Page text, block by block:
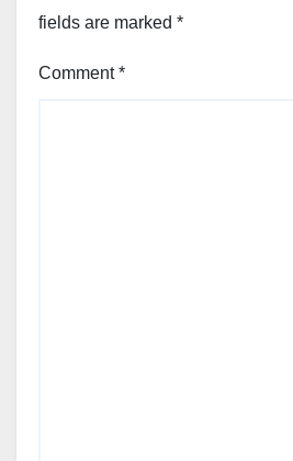
fields are marked *
Comment*